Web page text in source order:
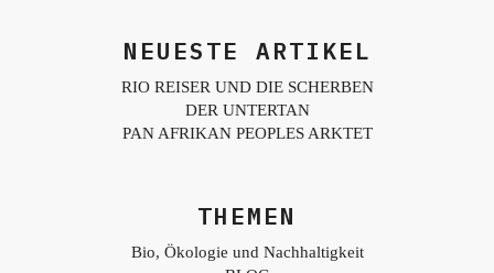
NEUESTE ARTIKEL
RIO REISER UND DIE SCHERBEN
DER UNTERTAN
PAN AFRIKAN PEOPLES ARKTET
THEMEN
Bio, Ökologie und Nachhaltigkeit